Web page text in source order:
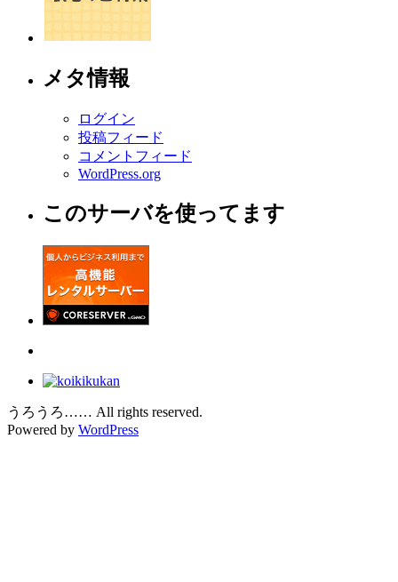
メタ情報
ログイン
投稿フィード
コメントフィード
WordPress.org
このサーバを使ってます
うろうろ…… All rights reserved.
Powered by WordPress